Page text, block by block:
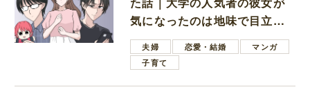
気になったのは地味で目立た
ない男子学生
夫婦 恋愛・結婚
マンガ
子育て